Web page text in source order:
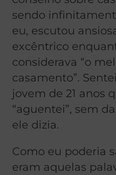
sendo
eu, escutou
excêntrico
considerava “o
casamento”.
jovem de 21 anos
“aguentei”, sem
ele dizia.
Como eu poderia
eram aquelas